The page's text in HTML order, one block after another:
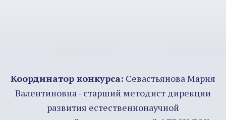
Координатор конкурса: Севастьянова Мария
Валентиновна - старший методист дирекции
развития естественнонаучной